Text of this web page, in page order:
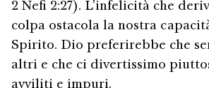
2 Nefi 2:27). L’infelicità che
colpa ostacola la nostra
Spirito. Dio preferirebbe che
altri e che ci divertissimo
avviliti e impuri.